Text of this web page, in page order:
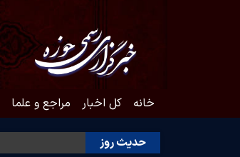
خانه کل اخبار مراجع و علما
حدیث روز